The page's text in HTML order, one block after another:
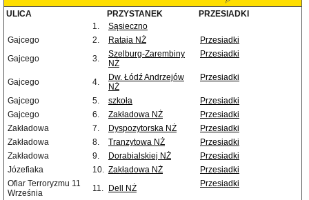
ULICA PRZYSTANEK
PRZESIADKI
1.
Sąsieczno
Gajcego
2. Rataja NŻ
Przesiadki
Gajcego
3.
Szelburg-Zarembiny
NŻ
Przesiadki
Gajcego 4.
Dw. Łódź Andrzejów
NŻ
Przesiadki
Gajcego 5. szkoła
Przesiadki
Gajcego
6. Zakładowa NŻ
Przesiadki
Zakładowa
7. Dyspozytorska NŻ
Przesiadki
Zakładowa
8. Tranzytowa NŻ
Przesiadki
Zakładowa
9. Dorabialskiej NŻ
Przesiadki
Józefiaka
10. Zakładowa NŻ
Przesiadki
Ofiar Terroryzmu 11
Września
11. Dell NŻ Przesiadki